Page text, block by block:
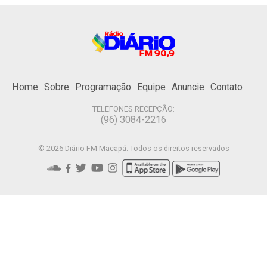
Home Sobre Programação Equipe Anuncie Contato
TELEFONES RECEPÇÃO:
(96) 3084-2216
© 2026 Diário FM Macapá. Todos os direitos reservados